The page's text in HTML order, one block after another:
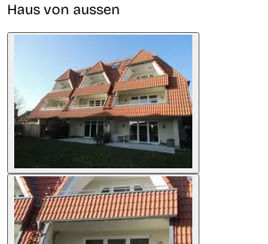
Haus von aussen